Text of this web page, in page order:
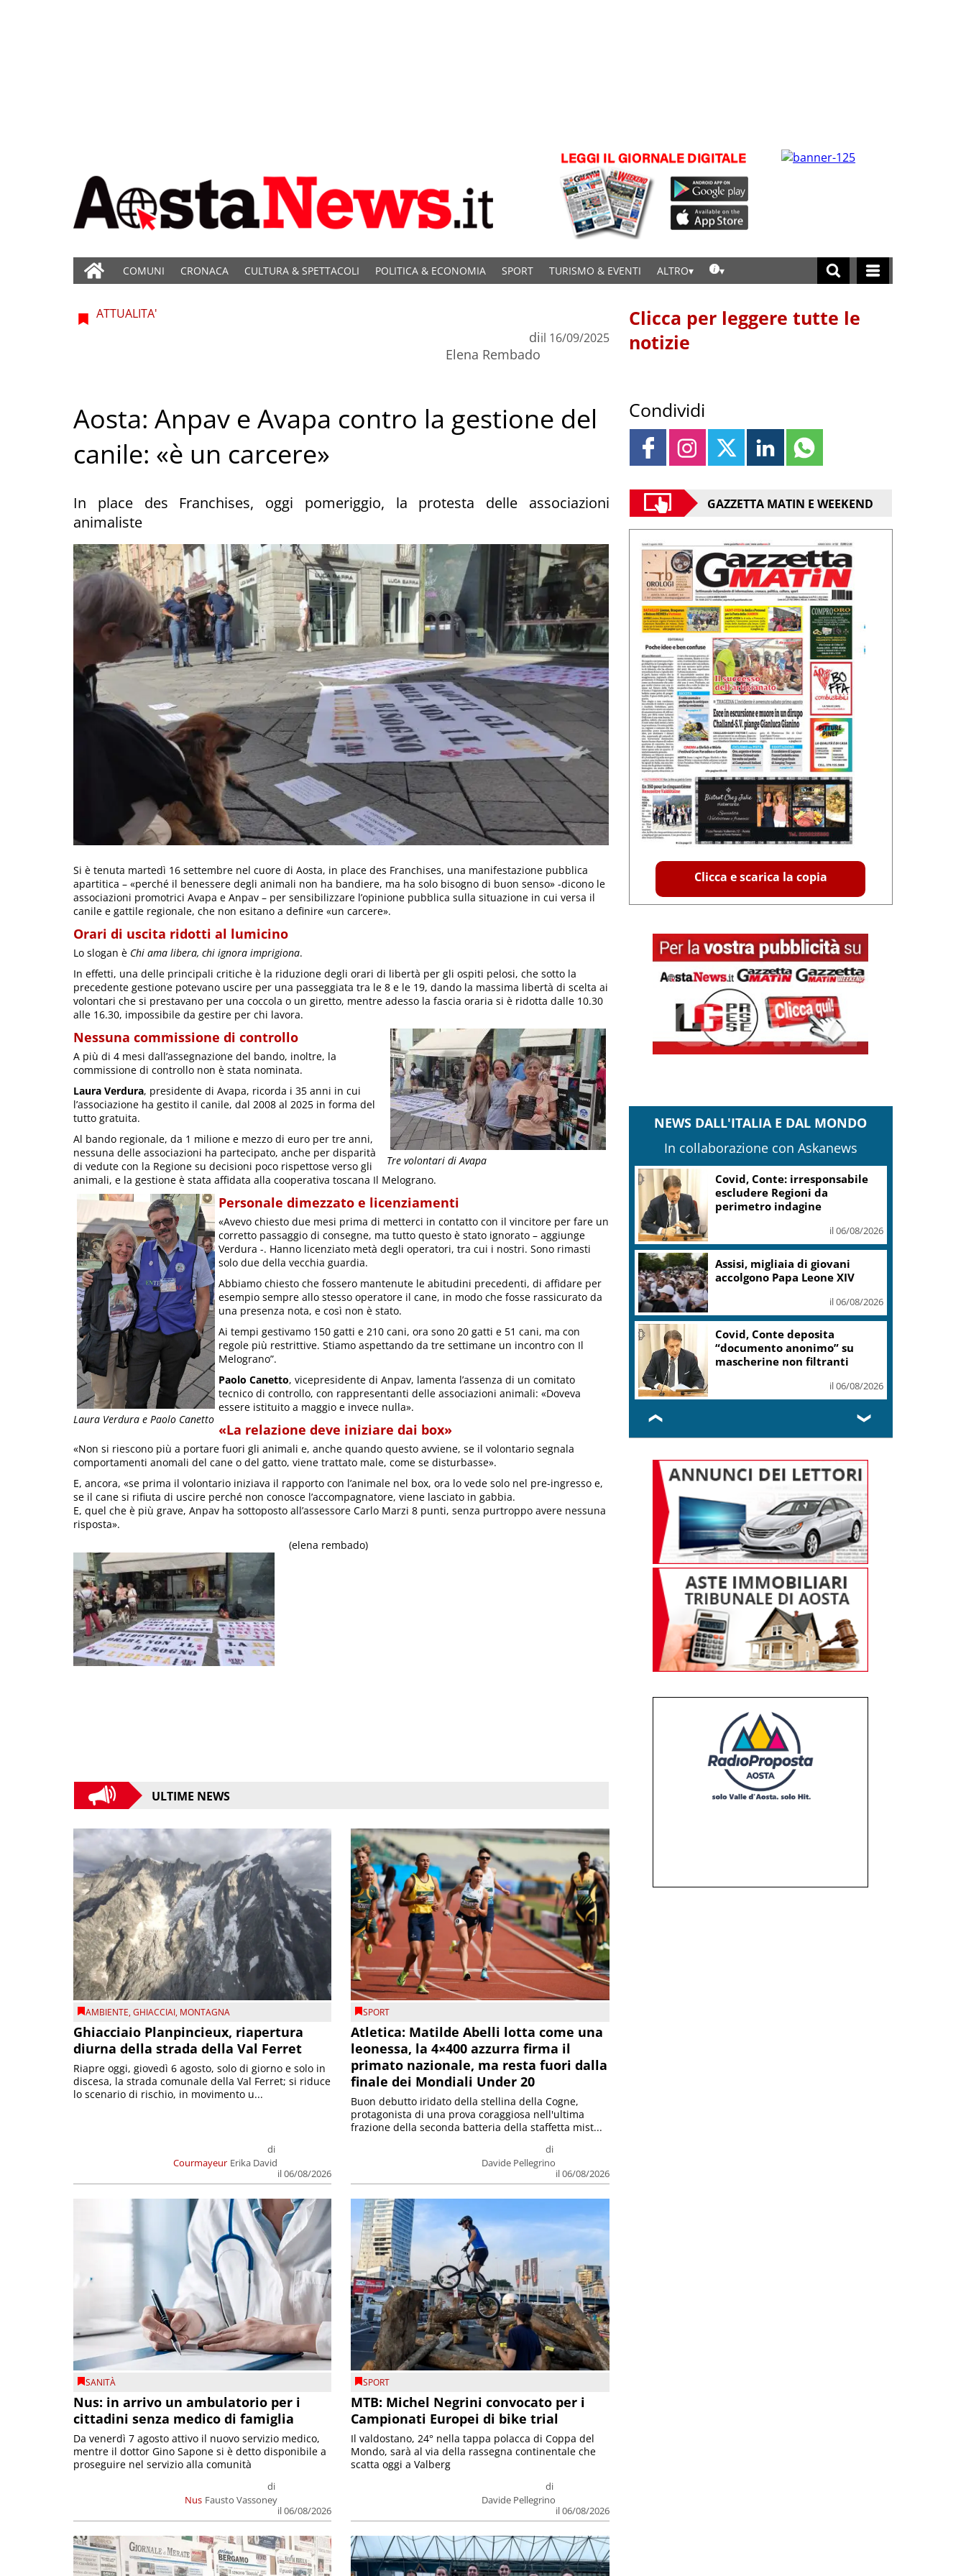
COMUNI CRONACA CULTURA & SPETTACOLI POLITICA & ECONOMIA SPORT TURISMO & EVENTI ALTRO
ATTUALITA'
di
Elena Rembado
il 16/09/2025
Aosta: Anpav e Avapa contro la gestione del
canile: «è un carcere»
In place des Franchises, oggi pomeriggio, la protesta delle associazioni
animaliste
Si è tenuta martedì 16 settembre nel cuore di Aosta, in place des Franchises, una manifestazione pubblica
apartitica – «perché il benessere degli animali non ha bandiere, ma ha solo bisogno di buon senso» -dicono le
associazioni promotrici Avapa e Anpav – per sensibilizzare l’opinione pubblica sulla situazione in cui versa il
canile e gattile regionale, che non esitano a definire «un carcere».
Orari di uscita ridotti al lumicino
Lo slogan è Chi ama libera, chi ignora imprigiona.
In effetti, una delle principali critiche è la riduzione degli orari di libertà per gli ospiti pelosi, che sotto la
precedente gestione potevano uscire per una passeggiata tra le 8 e le 19, dando la massima libertà di scelta ai
volontari che si prestavano per una coccola o un giretto, mentre adesso la fascia oraria si è ridotta dalle 10.30
alle 16.30, impossibile da gestire per chi lavora.
Tre volontari di Avapa
Nessuna commissione di controllo
A più di 4 mesi dall’assegnazione del bando, inoltre, la
commissione di controllo non è stata nominata.
Laura Verdura, presidente di Avapa, ricorda i 35 anni in cui
l’associazione ha gestito il canile, dal 2008 al 2025 in forma del
tutto gratuita.
Al bando regionale, da 1 milione e mezzo di euro per tre anni,
nessuna delle associazioni ha partecipato, anche per disparità
di vedute con la Regione su decisioni poco rispettose verso gli
animali, e la gestione è stata affidata alla cooperativa toscana Il Melograno.
Laura Verdura e Paolo Canetto
Personale dimezzato e licenziamenti
«Avevo chiesto due mesi prima di metterci in contatto con il vincitore per fare un
corretto passaggio di consegne, ma tutto questo è stato ignorato – aggiunge
Verdura -. Hanno licenziato metà degli operatori, tra cui i nostri. Sono rimasti
solo due della vecchia guardia.
Abbiamo chiesto che fossero mantenute le abitudini precedenti, di affidare per
esempio sempre allo stesso operatore il cane, in modo che fosse rassicurato da
una presenza nota, e così non è stato.
Ai tempi gestivamo 150 gatti e 210 cani, ora sono 20 gatti e 51 cani, ma con
regole più restrittive. Stiamo aspettando da tre settimane un incontro con Il
Melograno”.
Paolo Canetto, vicepresidente di Anpav, lamenta l’assenza di un comitato
tecnico di controllo, con rappresentanti delle associazioni animali: «Doveva
essere istituito a maggio e invece nulla».
«La relazione deve iniziare dai box»
«Non si riescono più a portare fuori gli animali e, anche quando questo avviene, se il volontario segnala
comportamenti anomali del cane o del gatto, viene trattato male, come se disturbasse».
E, ancora, «se prima il volontario iniziava il rapporto con l’animale nel box, ora lo vede solo nel pre-ingresso e,
se il cane si rifiuta di uscire perché non conosce l’accompagnatore, viene lasciato in gabbia.
E, quel che è più grave, Anpav ha sottoposto all’assessore Carlo Marzi 8 punti, senza purtroppo avere nessuna
risposta».
(elena rembado)
ULTIME NEWS
AMBIENTE,GHIACCIAI, MONTAGNA
Ghiacciaio Planpincieux, riapertura
diurna della strada della Val Ferret
Courmayeur
di
Erika David
il 06/08/2026
Riapre oggi, giovedì 6 agosto, solo di giorno e solo in
discesa, la strada comunale della Val Ferret; si riduce
lo scenario di rischio, in movimento u...
SPORT
Atletica: Matilde Abelli lotta come una
leonessa, la 4×400 azzurra firma il
primato nazionale, ma resta fuori dalla
finale dei Mondiali Under 20
di
Davide Pellegrino
il 06/08/2026
Buon debutto iridato della stellina della Cogne,
protagonista di una prova coraggiosa nell'ultima
frazione della seconda batteria della staffetta mist...
SANITÀ
Nus: in arrivo un ambulatorio per i
cittadini senza medico di famiglia
Nus
di
Fausto Vassoney
il 06/08/2026
Da venerdì 7 agosto attivo il nuovo servizio medico,
mentre il dottor Gino Sapone si è detto disponibile a
proseguire nel servizio alla comunità
SPORT
MTB: Michel Negrini convocato per i
Campionati Europei di bike trial
di
Davide Pellegrino
il 06/08/2026
Il valdostano, 24° nella tappa polacca di Coppa del
Mondo, sarà al via della rassegna continentale che
scatta oggi a Valberg
Clicca per leggere tutte le
notizie
Condividi
GAZZETTA MATIN E WEEKEND
Clicca e scarica la copia
NEWS DALL'ITALIA E DAL MONDO
In collaborazione con Askanews
Covid, Conte: irresponsabile
escludere Regioni da
perimetro indagine
il 06/08/2026
Assisi, migliaia di giovani
accolgono Papa Leone XIV
il 06/08/2026
Covid, Conte deposita
“documento anonimo” su
mascherine non filtranti
il 06/08/2026
❮ ❯